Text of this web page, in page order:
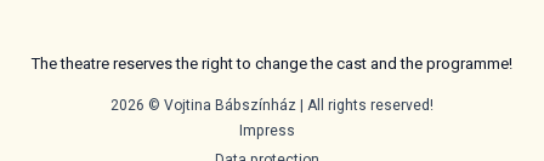
The theatre reserves the right to change the cast and the programme!
2026 © Vojtina Bábszínház | All rights reserved!
Impress